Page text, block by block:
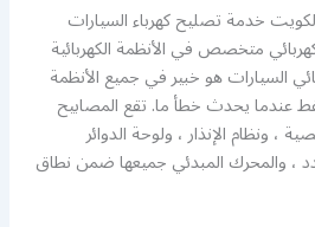
خدمة تصليح كهرباء السيارات
متخصص في الأنظمة الكهربائية
السيارات هو خبير في جميع الأنظمة
عندما يحدث خطأ ما. تقع المصابيح
، ونظام الإنذار ، ولوحة الدوائر
، والمحرك المبدئي جميعها ضمن نطاق